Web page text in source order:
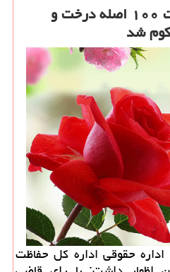
متخلف نهاوندی به كاشت ۱۰۰ اصله درخت و
شد
حقوقی اداره كل حفاظت